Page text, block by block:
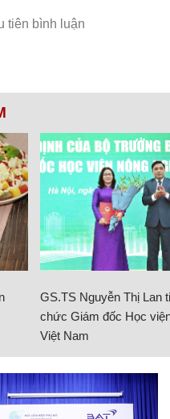
GS.TS Nguyễn Thị Lan
chức Giám đốc Học
Việt Nam